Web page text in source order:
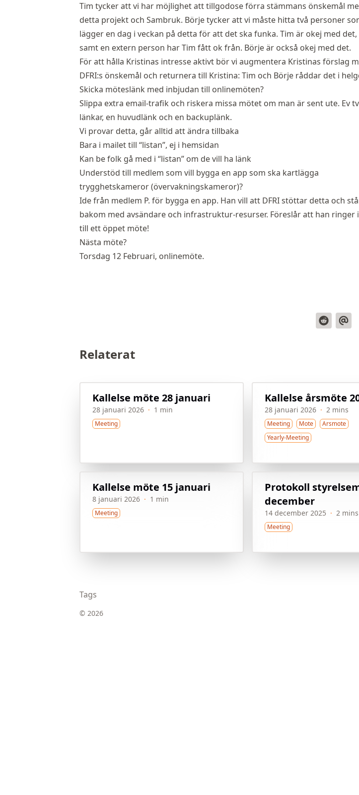
Tim tycker att vi har möjlighet att tillgodose förra stämmans önskemål
detta projekt och Sambruk. Börje tycker att vi måste hitta två personer
lägger en dag i veckan på detta för att det ska funka. Tim är okej med det,
samt en extern person har Tim fått ok från. Börje är också okej med det.
För att hålla Kristinas intresse aktivt bör vi augmentera Kristinas förslag
DFRI:s önskemål och returnera till Kristina: Tim och Börje råddar det i
Skicka möteslänk med inbjudan till onlinemöten?
Slippa extra email-trafik och riskera missa mötet om man är sent ute. Ev
länkar, en huvudlänk och en backuplänk.
Vi provar detta, går alltid att ändra tillbaka
Bara i mailet till “listan”, ej i hemsidan
Kan be folk gå med i “listan” om de vill ha länk
Understöd till medlem som vill bygga en app som ska kartlägga
trygghetskameror (övervakningskameror)?
Ide från medlem P. för bygga en app. Han vill att DFRI stöttar detta och
bakom med avsändare och infrastruktur-resurser. Föreslår att han ringer
till ett öppet möte!
Nästa möte?
Torsdag 12 Februari, onlinemöte.
Relaterat
Kallelse möte 28 januari
28 januari 2026 · 1 min
Meeting
Kallelse årsmöte
28 januari 2026 · 2 mins
Meeting Mote
Arsmote
Yearly-Meeting
Kallelse möte 15 januari
8 januari 2026 · 1 min
Meeting
Protokoll
december
14 december 2025 · 2 mins
Meeting
Tags
© 2026